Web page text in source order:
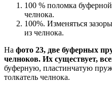
100 % поломка
челнока.
100%. Изменяться
из челнока.
На фото 23, две буферных
челноков. Их существует,
буферную, пластинчатую
толкатель челнока.